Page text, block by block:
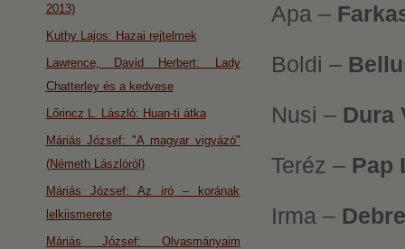
Apa –
Boldi –
Nusi – Dura
Teréz – Pap
Irma –
2013)
Kuthy Lajos: Hazai rejtelmek
Lawrence, David Herbert: Lady
Chatterley és a kedvese
Lőrincz L. László: Huan-ti átka
Máriás József: "A magyar vigyázó"
(Németh Lászlóról)
Máriás József: Az iró – korának
lelkiismerete
Máriás József: Olvasmányaim